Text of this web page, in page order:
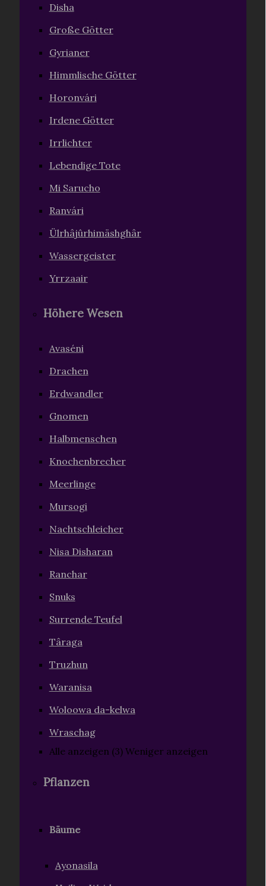
Disha
Große Götter
Gyrianer
Himmlische Götter
Horonvári
Irdene Götter
Irrlichter
Lebendige Tote
Mi Sarucho
Ranvári
Ülrhâjûrhimäshghâr
Wassergeister
Yrrzaair
Höhere Wesen
Avaséni
Drachen
Erdwandler
Gnomen
Halbmenschen
Knochenbrecher
Meerlinge
Mursogi
Nachtschleicher
Nisa Disharan
Ranchar
Snuks
Surrende Teufel
Târaga
Truzhun
Waranisa
Woloowa da-kelwa
Wraschag
Alle anzeigen (3) Weniger anzeigen
Pflanzen
Bäume
Ayonasila